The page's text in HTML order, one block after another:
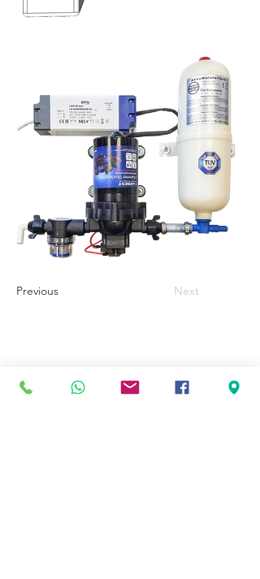
Previous Next
Skaičiuoklė